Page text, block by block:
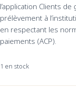
l’application Clients
prélèvement à
en respectant les
paiements (ACP).
1 en stock